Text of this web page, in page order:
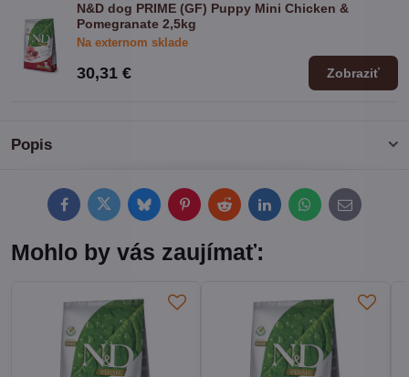
Popis
FacebookTwitterBlueskyPinterestRedditLinkedInWhatsApp
E-
mail
N&D dog PRIME (GF) Puppy Mini Chicken &
Pomegranate 2,5kg
Na externom sklade
30,31 € Zobraziť
Mohlo by vás zaujímať: